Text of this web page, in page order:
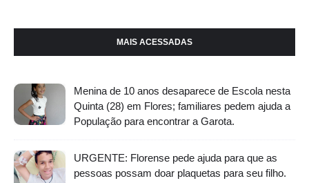
MAIS ACESSADAS
Menina de 10 anos desaparece de Escola nesta
Quinta (28) em Flores; familiares pedem ajuda a
População para encontrar a Garota.
URGENTE: Florense pede ajuda para que as
pessoas possam doar plaquetas para seu filho.